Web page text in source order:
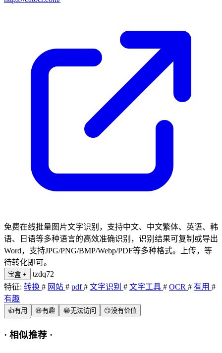
免费在线批量图片文字识别，支持中文、中文繁体、英语、韩
语、日语等多种语言的高效准确识别，识别结果可复制或导出
Word，支持JPG/PNG/BMP/Webp/PDF等多种格式。上传，等
待转化即可。
宝盒 +
tzdq72
特征: 转换 # 网站 # pdf# 文字识别 # 文字工具 # OCR # 有用 #
有趣
👍有用 😆有趣 😂无法访问 😏没有价值
· 相似推荐 ·